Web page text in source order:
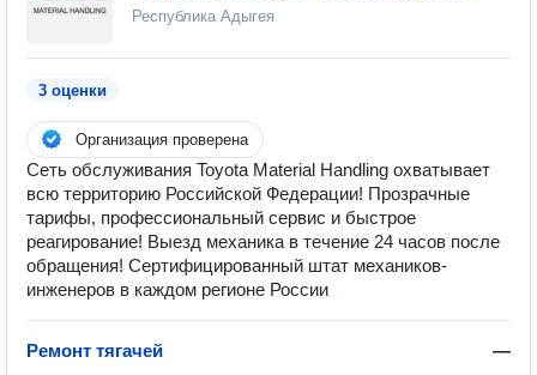
Республика Адыгея
3 оценки
Организация проверена
Сеть обслуживания Toyota Material Handling охватывает
всю территорию Российской Федерации! Прозрачные
тарифы, профессиональный сервис и быстрое
реагирование! Выезд механика в течение 24 часов после
обращения! Сертифицированный штат механиков-
инженеров в каждом регионе России
Ремонт тягачей —